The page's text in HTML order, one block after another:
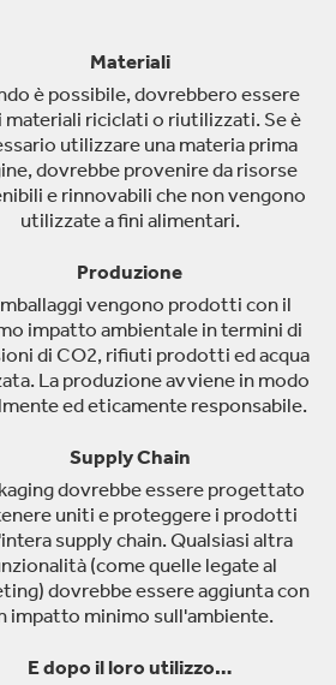
Materiali
è possibile, dovrebbero essere
materiali riciclati o riutilizzati. Se è
utilizzare una materia prima
dovrebbe provenire da risorse
e rinnovabili che non vengono
utilizzate a fini alimentari.
Produzione
vengono prodotti con il
impatto ambientale in termini di
di CO2, rifiuti prodotti ed acqua
La produzione avviene in modo
ed eticamente responsabile.
Supply Chain
dovrebbe essere progettato
uniti e proteggere i prodotti
supply chain. Qualsiasi altra
(come quelle legate al
dovrebbe essere aggiunta con
impatto minimo sull'ambiente.
E dopo il loro utilizzo…